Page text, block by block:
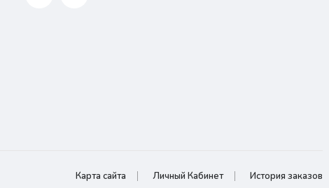
Карта сайта Личный Кабинет История заказов